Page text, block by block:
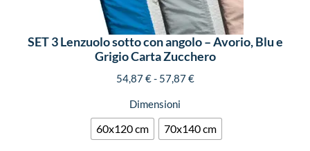
SET 3 Lenzuolo sotto con angolo – Avorio, Blu e
Grigio Carta Zucchero
54,87€- 57,87€
Dimensioni
60x120 cm 70x140 cm